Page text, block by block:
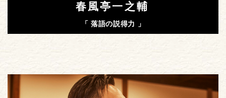
春風亭一之輔
「 落語の説得力 」